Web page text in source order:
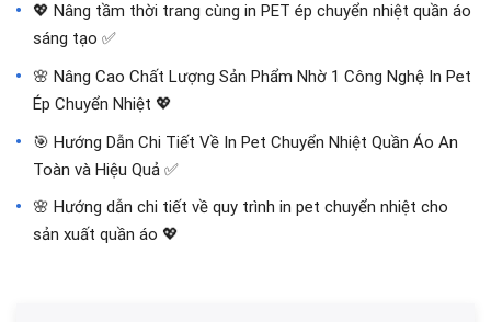
💖 Nâng tầm thời trang cùng in PET ép chuyển nhiệt quần áo
sáng tạo ✅
🌸 Nâng Cao Chất Lượng Sản Phẩm Nhờ 1 Công Nghệ In Pet
Ép Chuyển Nhiệt 💖
🎯 Hướng Dẫn Chi Tiết Về In Pet Chuyển Nhiệt Quần Áo An
Toàn và Hiệu Quả ✅
🌸 Hướng dẫn chi tiết về quy trình in pet chuyển nhiệt cho
sản xuất quần áo 💖